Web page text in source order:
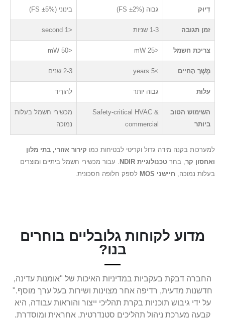
דִיוּק גבוה (±2% FS) בינוני (±5% FS)
זמן תגובה 1-3 שניות <1 second
צריכת חשמל <25 mW
<50 mW
מֶשֶׁך הָחַיִים >5 years 2-3 שנים
עֲלוּת גבוה יותר לְהוֹרִיד
השימוש הטוב
ביותר
Safety-critical HVAC &
commercial
מכשירי חשמל בעלות
נמוכה
למערכות בקנה מידה גדול וקריטי לבטיחות כמו קירור אזורי, בתי מלון
ואחסון קר , בחר טכנולוגיית NDIR
. עבור מכשירי חשמל ביתיים ומוצרים
בעלות נמוכה, חיישני MOS לספק חלופה חסכונית.
מדוע לקוחות גלובליים בוחרים
בנו?
החברה דבקת בעקביות במדיניות האיכות של "אומנות עדינה,
חדשנות מדעית, רדיפה אחר מצוינות ושירות בעל ערך מוסף."
על ידי גיבוש תוכניות בקרת תהליכי ייצור והוראות עבודה, היא
קבעה מערכת ניהול תהליכים סטנדרטית, אחראית ומוסדרת.